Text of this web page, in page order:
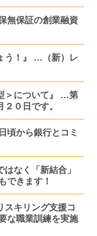
無保証の創業融資
う！』 …（新）レ
＞について』 …第
０日です。
頃から銀行とコミ
なく「新結合」
できます！
スキリング支援コ
な職業訓練を実施